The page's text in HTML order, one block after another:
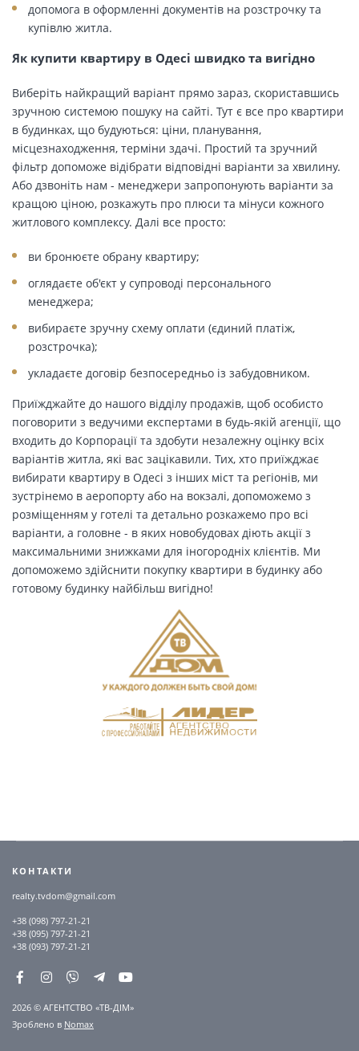
допомога в оформленні документів на розстрочку та
купівлю житла.
Як купити квартиру в Одесі швидко та вигідно
Виберіть найкращий варіант прямо зараз, скориставшись
зручною системою пошуку на сайті. Тут є все про квартири
в будинках, що будуються: ціни, планування,
місцезнаходження, терміни здачі. Простий та зручний
фільтр допоможе відібрати відповідні варіанти за хвилину.
Або дзвоніть нам - менеджери запропонують варіанти за
кращою ціною, розкажуть про плюси та мінуси кожного
житлового комплексу. Далі все просто:
ви бронюєте обрану квартиру;
оглядаєте об'єкт у супроводі персонального
менеджера;
вибираєте зручну схему оплати (єдиний платіж,
розстрочка);
укладаєте договір безпосередньо із забудовником.
Приїжджайте до нашого відділу продажів, щоб особисто
поговорити з ведучими експертами в будь-якій агенції, що
входить до Корпорації та здобути незалежну оцінку всіх
варіантів житла, які вас зацікавили. Тих, хто приїжджає
вибирати квартиру в Одесі з інших міст та регіонів, ми
зустрінемо в аеропорту або на вокзалі, допоможемо з
розміщенням у готелі та детально розкажемо про всі
варіанти, а головне - в яких новобудовах діють акції з
максимальними знижками для іногородніх клієнтів. Ми
допоможемо здійснити покупку квартири в будинку або
готовому будинку найбільш вигідно!
КОНТАКТИ
realty.tvdom@gmail.com
+38 (098) 797-21-21
+38 (095) 797-21-21
+38 (093) 797-21-21
2026 © АГЕНТСТВО «ТВ-ДІМ»
Зроблено в Nomax